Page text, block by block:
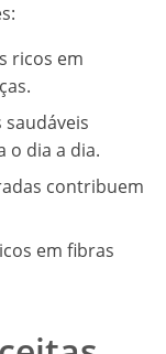
ricos em
o dia a dia.
contribuem
em fibras